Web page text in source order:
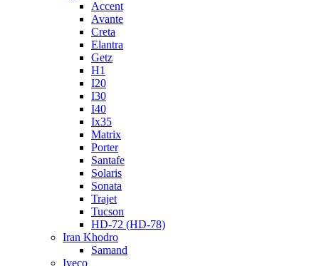
Accent
Avante
Creta
Elantra
Getz
H1
I20
I30
I40
Ix35
Matrix
Porter
Santafe
Solaris
Sonata
Trajet
Tucson
HD-72 (HD-78)
Iran Khodro
Samand
Iveco